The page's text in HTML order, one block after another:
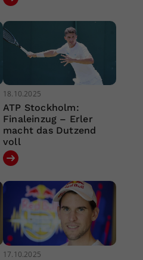
18.10.2025
ATP Stockholm:
Finaleinzug – Erler
macht das Dutzend
voll
17.10.2025